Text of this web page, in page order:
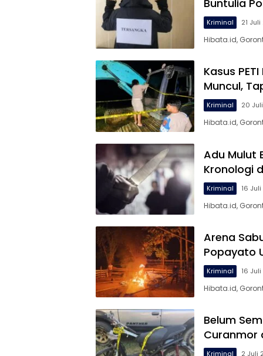
Buntulia
Kriminal 21
Hibata.id,
Kasus
Muncul,
Kriminal 20
Hibata.id,
Adu Mulut
Kronologi
Kriminal 16
Hibata.id,
Arena
Popayato
Kriminal 16
Hibata.id,
Belum
Curanmor
Kriminal 2 Juli